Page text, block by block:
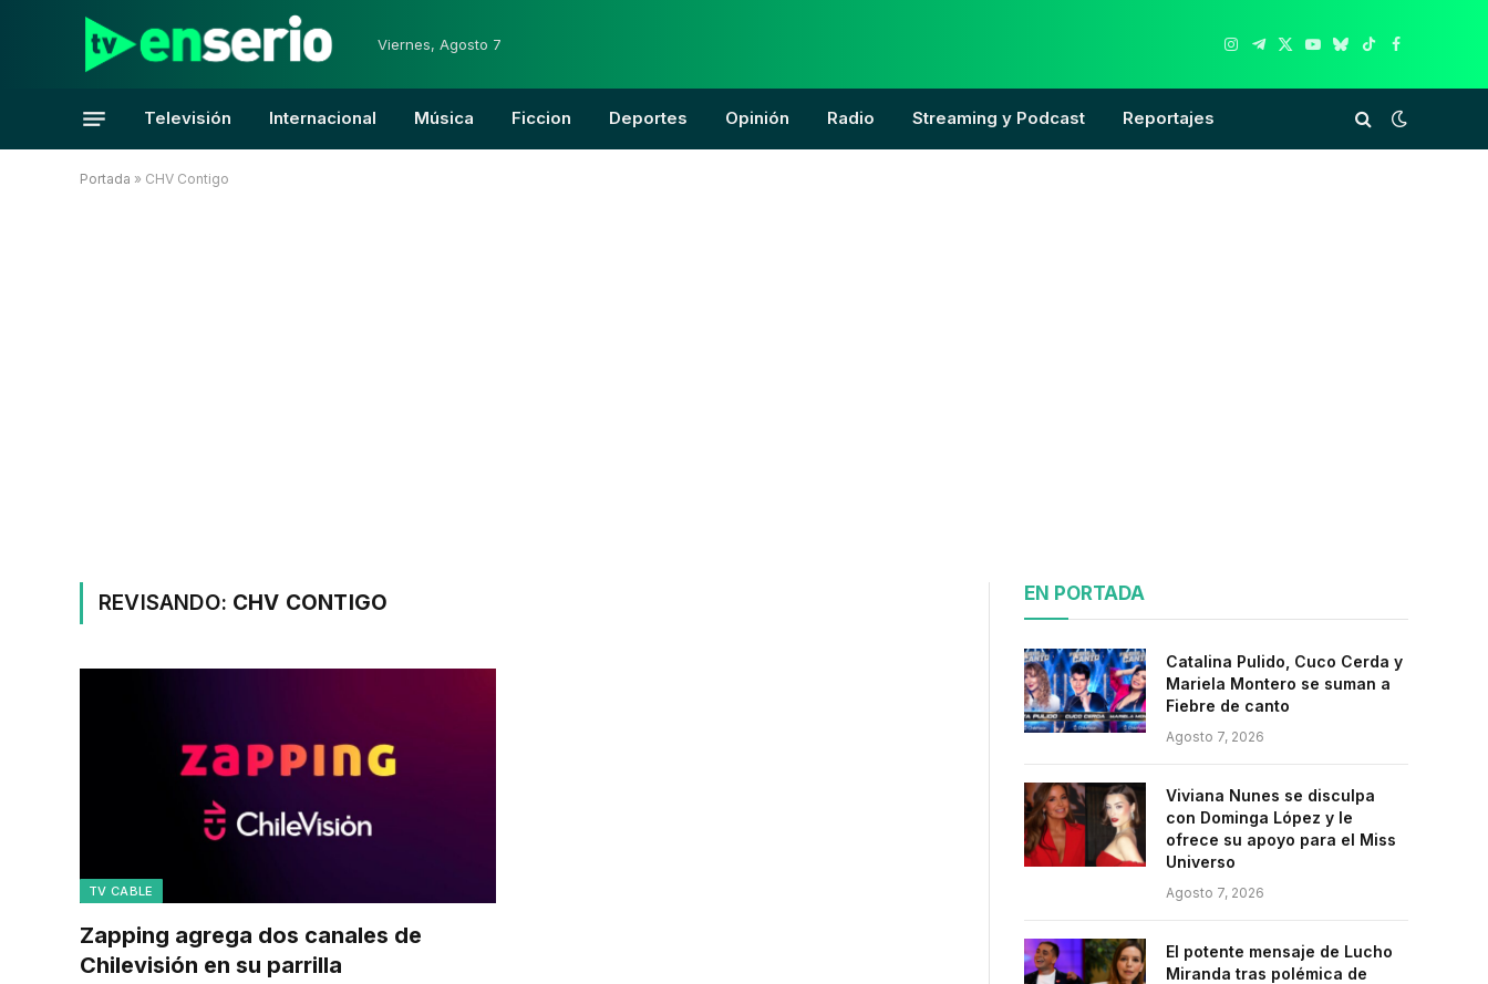
Viernes, Agosto 7
Instagram
Telegram
X
YouTube
Bluesky
TikTokFacebook
Televisión Internacional Música Ficcion Deportes Opinión Radio Streaming y Podcast Reportajes
Portada » CHV Contigo
REVISANDO: CHV CONTIGO
TV CABLE
Zapping agrega dos canales de
Chilevisión en su parrilla
EN PORTADA
Catalina Pulido, Cuco Cerda y
Mariela Montero se suman a
Fiebre de canto
Agosto 7, 2026
Viviana Nunes se disculpa
con Dominga López y le
ofrece su apoyo para el Miss
Universo
Agosto 7, 2026
El potente mensaje de Lucho
Miranda tras polémica de